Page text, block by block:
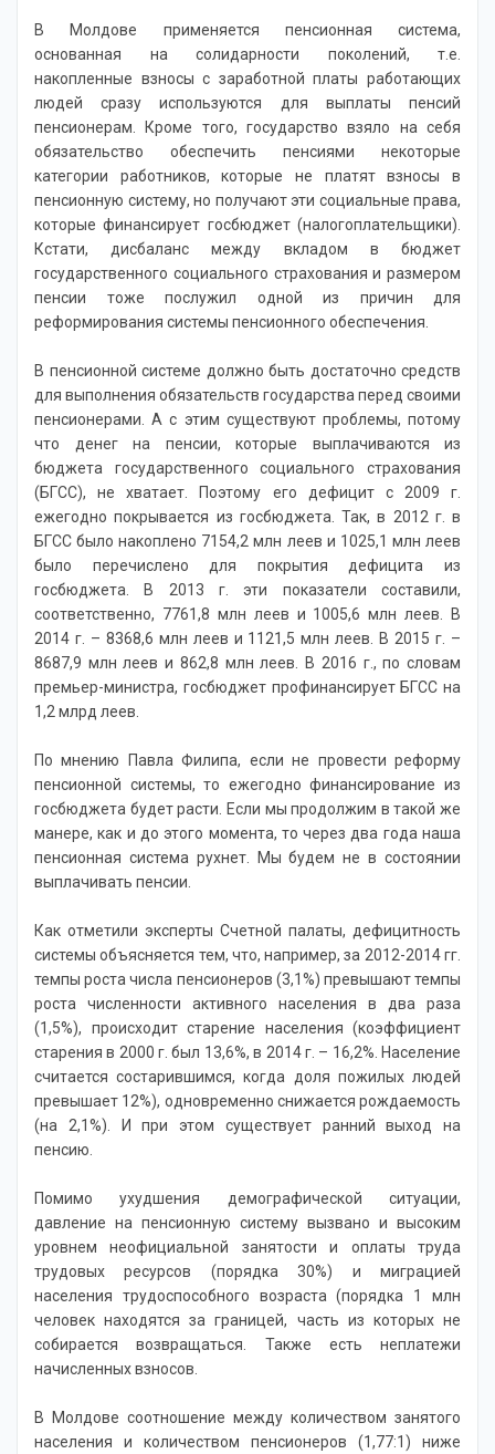
В Молдове применяется пенсионная система,
основанная на солидарности поколений, т.е.
накопленные взносы с заработной платы работающих
людей сразу используются для выплаты пенсий
пенсионерам. Кроме того, государство взяло на себя
обязательство обеспечить пенсиями некоторые
категории работников, которые не платят взносы в
пенсионную систему, но получают эти социальные права,
которые финансирует госбюджет (налогоплательщики).
Кстати, дисбаланс между вкладом в бюджет
государственного социального страхования и размером
пенсии тоже послужил одной из причин для
реформирования системы пенсионного обеспечения.
В пенсионной системе должно быть достаточно средств
для выполнения обязательств государства перед своими
пенсионерами. А с этим существуют проблемы, потому
что денег на пенсии, которые выплачиваются из
бюджета государственного социального страхования
(БГСС), не хватает. Поэтому его дефицит с 2009 г.
ежегодно покрывается из госбюджета. Так, в 2012 г. в
БГСС было накоплено 7154,2 млн леев и 1025,1 млн леев
было перечислено для покрытия дефицита из
госбюджета. В 2013 г. эти показатели составили,
соответственно, 7761,8 млн леев и 1005,6 млн леев. В
2014 г. – 8368,6 млн леев и 1121,5 млн леев. В 2015 г. –
8687,9 млн леев и 862,8 млн леев. В 2016 г., по словам
премьер-министра, госбюджет профинансирует БГСС на
1,2 млрд леев.
По мнению Павла Филипа, если не провести реформу
пенсионной системы, то ежегодно финансирование из
госбюджета будет расти. Если мы продолжим в такой же
манере, как и до этого момента, то через два года наша
пенсионная система рухнет. Мы будем не в состоянии
выплачивать пенсии.
Как отметили эксперты Счетной палаты, дефицитность
системы объясняется тем, что, например, за 2012-2014 гг.
темпы роста числа пенсионеров (3,1%) превышают темпы
роста численности активного населения в два раза
(1,5%), происходит старение населения (коэффициент
старения в 2000 г. был 13,6%, в 2014 г. – 16,2%. Население
считается состарившимся, когда доля пожилых людей
превышает 12%), одновременно снижается рождаемость
(на 2,1%). И при этом существует ранний выход на
пенсию.
Помимо ухудшения демографической ситуации,
давление на пенсионную систему вызвано и высоким
уровнем неофициальной занятости и оплаты труда
трудовых ресурсов (порядка 30%) и миграцией
населения трудоспособного возраста (порядка 1 млн
человек находятся за границей, часть из которых не
собирается возвращаться. Также есть неплатежи
начисленных взносов.
В Молдове соотношение между количеством занятого
населения и количеством пенсионеров (1,77:1) ниже